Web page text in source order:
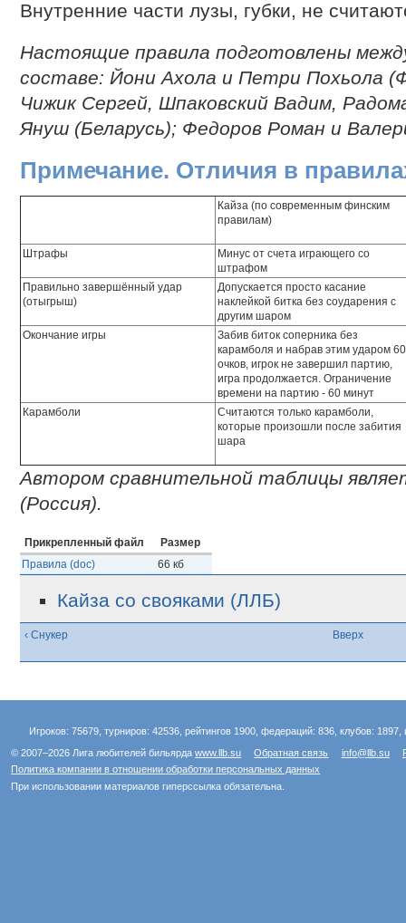
Внутренние части лузы, губки, не
Настоящие правила подготовлены
составе: Йони Ахола и Петри Похьола
Чижик Сергей, Шпаковский Вадим,
Януш (Беларусь); Федоров Роман и
Примечание. Отличия в
Кайза (по современным финским
правилам)
Штрафы
Минус от счета играющего со
штрафом
Правильно завершённый удар
(отыгрыш)
Допускается просто касание
наклейкой битка без соударения с
другим шаром
Окончание игры
Забив биток соперника без
карамболя и набрав этим ударом 60
очков, игрок не завершил партию,
игра продолжается. Ограничение
времени на партию - 60 минут
Карамболи
Считаются только карамболи,
которые произошли после забития
шара
Автором сравнительной таблицы
(Россия).
Прикрепленный файл
Размер
Правила (doc)
66 кб
Кайза со свояками (ЛЛБ)
‹ Снукер Вверх
Игроков: 75679, турниров: 42536, рейтингов 1900, федераций: 836, клубов:
© 2007–2026 Лига любителей бильярдаwww.llb.su Обратная связь info@llb.su
Политика компании в отношении обработки персональных данных
При использовании материалов гиперссылка обязательна.